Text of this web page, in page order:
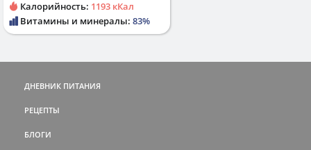
Калорийность: 1193 кКал
Витамины и минералы: 83%
ДНЕВНИК ПИТАНИЯ
РЕЦЕПТЫ
БЛОГИ